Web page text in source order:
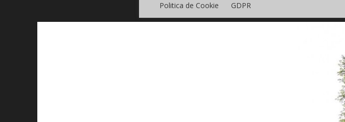
Politica de Cookie GDPR